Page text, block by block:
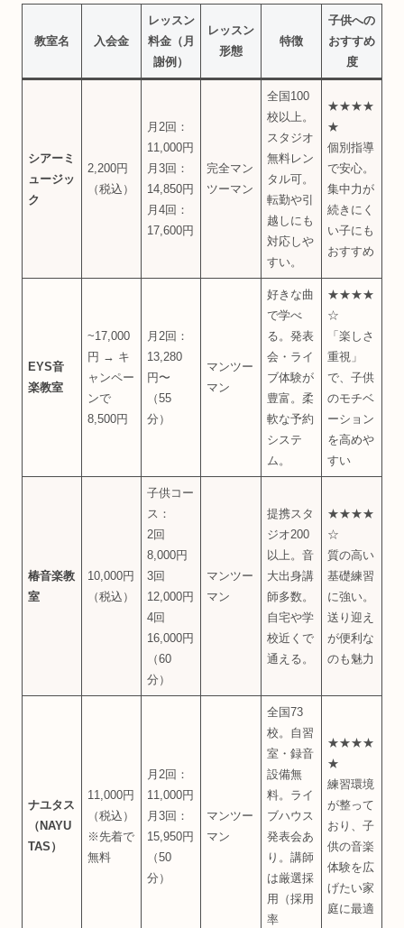
教室名 入会金
レッスン
料金（月
謝例）
レッスン
形態
特徴
子供への
おすすめ
度
シアーミ
ュージッ
ク
2,200円
（税込）
月2回：
11,000円
月3回：
14,850円
月4回：
17,600円
完全マン
ツーマン
全国100
校以上。
スタジオ
無料レン
タル可。
転勤や引
越しにも
対応しや
すい。
★★★★
★
個別指導
で安心。
集中力が
続きにく
い子にも
おすすめ
EYS音
楽教室
~17,000
円 → キ
ャンペー
ンで
8,500円
月2回：
13,280
円〜
（55
分）
マンツー
マン
好きな曲
で学べ
る。発表
会・ライ
ブ体験が
豊富。柔
軟な予約
システ
ム。
★★★★
☆
「楽しさ
重視」
で、子供
のモチベ
ーション
を高めや
すい
椿音楽教
室
10,000円
（税込）
子供コー
ス：
2回
8,000円
3回
12,000円
4回
16,000円
（60
分）
マンツー
マン
提携スタ
ジオ200
以上。音
大出身講
師多数。
自宅や学
校近くで
通える。
★★★★
☆
質の高い
基礎練習
に強い。
送り迎え
が便利な
のも魅力
ナユタス
（NAYU
TAS）
11,000円
（税込）
※先着で
無料
月2回：
11,000円
月3回：
15,950円
（50
分）
マンツー
マン
全国73
校。自習
室・録音
設備無
料。ライ
ブハウス
発表会あ
り。講師
は厳選採
用（採用
率
★★★★
★
練習環境
が整って
おり、子
供の音楽
体験を広
げたい家
庭に最適